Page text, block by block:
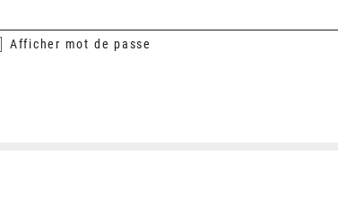
Afficher mot de passe